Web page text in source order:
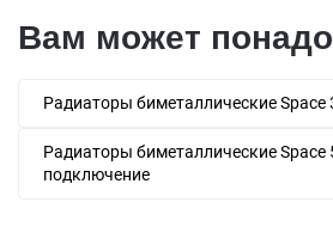
Вам может
Радиаторы биметаллические Space
Радиаторы биметаллические Space
подключение